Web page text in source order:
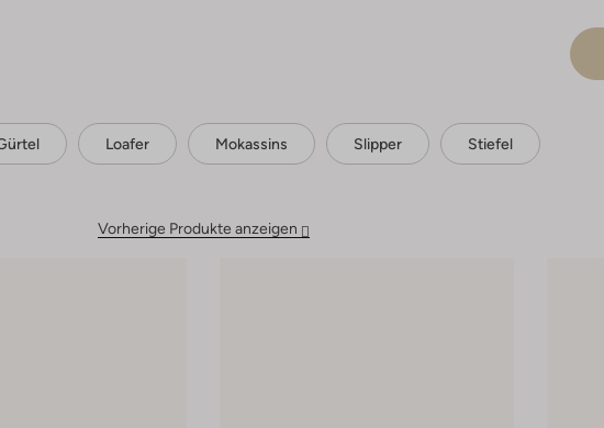
Loafer Mokassins Slipper Stiefel
Vorherige Produkte anzeigen